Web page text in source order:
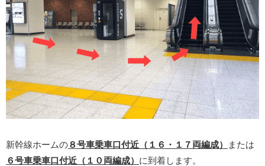
新幹線ホームの８号車乗車口付近（１６・１７両編成）
または
６号車乗車口付近（１０両編成） に到着します。